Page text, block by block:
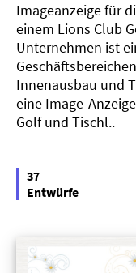
Imageanzeige für
einem Lions Club
Unternehmen ist
Innenausbau und
eine Image-
Golf und Tischl..
37
Entwürfe